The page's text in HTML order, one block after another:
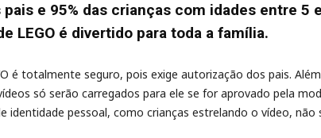
pais e 95% das crianças com idades entre 5
LEGO é divertido para toda a família.
é totalmente seguro, pois exige autorização dos pais.
só serão carregados para ele se for aprovado pela
identidade pessoal, como crianças estrelando o vídeo, não